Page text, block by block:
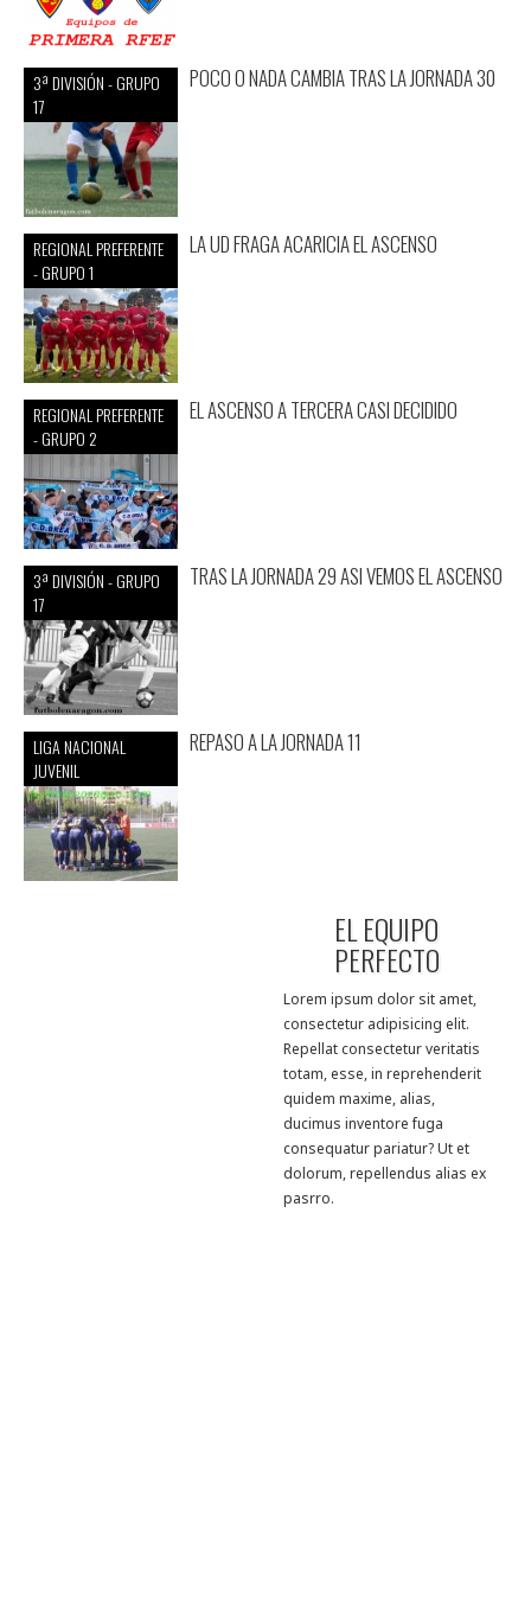
3ª DIVISIÓN - GRUPO
17
POCO O NADA CAMBIA TRAS LA JORNADA 30
REGIONAL PREFERENTE
- GRUPO 1
LA UD FRAGA ACARICIA EL ASCENSO
REGIONAL PREFERENTE
- GRUPO 2
EL ASCENSO A TERCERA CASI DECIDIDO
3ª DIVISIÓN - GRUPO
17
TRAS LA JORNADA 29 ASI VEMOS EL ASCENSO
LIGA NACIONAL
JUVENIL
REPASO A LA JORNADA 11
EL EQUIPO
PERFECTO
Lorem ipsum dolor sit amet,
consectetur adipisicing elit.
Repellat consectetur veritatis
totam, esse, in reprehenderit
quidem maxime, alias,
ducimus inventore fuga
consequatur pariatur? Ut et
dolorum, repellendus alias ex
pasrro.